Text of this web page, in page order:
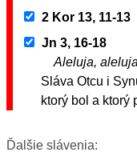
2 Kor 13, 11-13
Jn 3, 16-18
Aleluja,
Sláva Otcu i
ktorý bol a ktorý
Ďalšie slávenia: